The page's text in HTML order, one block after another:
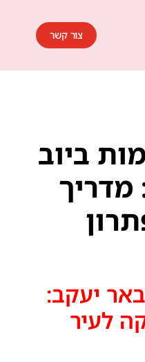
צור קשר
ביוב
יעקב:
לעיר